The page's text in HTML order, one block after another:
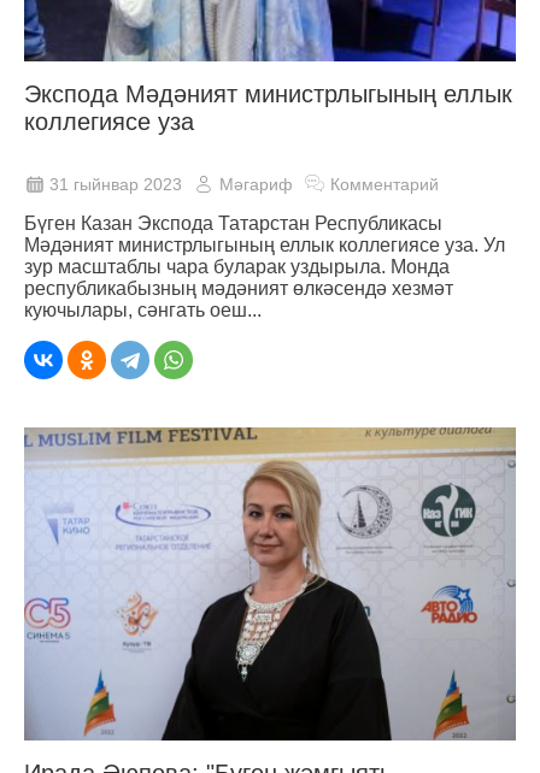
Экспода Мәдәният министрлыгының еллык
коллегиясе уза
31 гыйнвар 2023 Мәгариф Комментарий
Бүген Казан Экспода Татарстан Республикасы
Мәдәният министрлыгының еллык коллегиясе уза. Ул
зур масштаблы чара буларак уздырыла. Монда
республикабызның мәдәният өлкәсендә хезмәт
куючылары, сәнгать оеш...